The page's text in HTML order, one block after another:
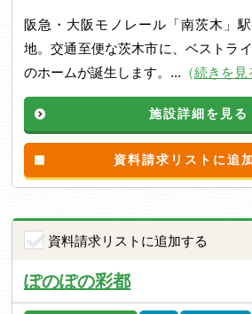
阪急・大阪モノレール「南茨木」
地。交通至便な茨木市に、ベストラ
のホームが誕生します。... （続きを見
施設詳細を見る
資料請求リストに追
資料請求リストに追加する
ぽのぽの彩都